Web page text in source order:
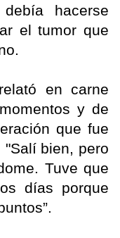
hacerse
el tumor que
en carne
y de
que fue
bien, pero
Tuve que
días porque